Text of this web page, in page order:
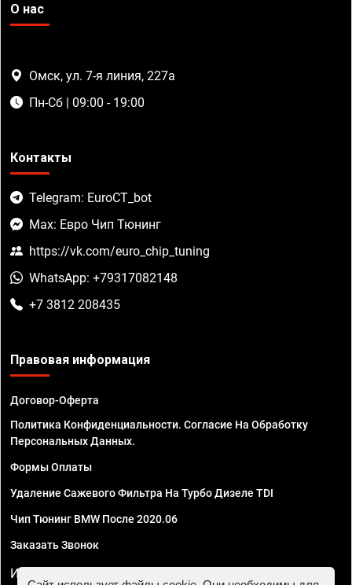
О нас
Омск, ул. 7-я линия, 227а
Пн-Сб | 09:00 - 19:00
Контакты
Telegram: EuroCT_bot
Max: Евро Чип Тюнинг
https://vk.com/euro_chip_tuning
WhatsApp: +79317082148
+7 3812 208435
Правовая информация
Договор-Оферта
Политика Конфиденциальности. Согласие На Обработку
Персональных Данных.
Формы Оплаты
Удаление Сажевого Фильтра На Турбо Дизеле TDI
Чип Тюнинг BMW После 2020.06
Заказать Звонок
ИП Смирнов Георгий Павлович. ИНН 781302555843,